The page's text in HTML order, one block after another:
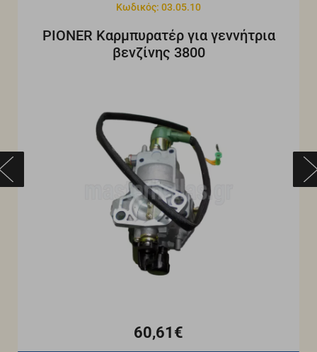
Κωδικός: 03.05.10
PIONER Καρμπυρατέρ για γεννήτρια
βενζίνης 3800
60,61€